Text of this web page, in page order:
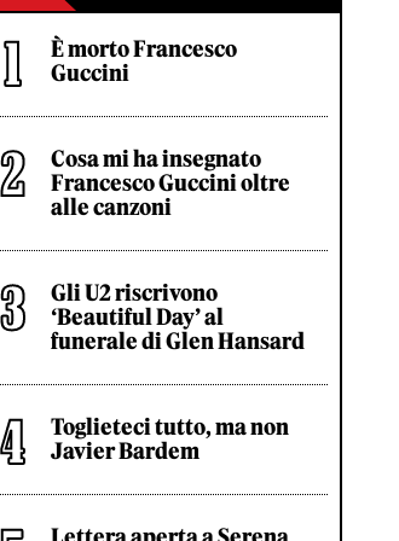
È morto Francesco
Guccini
Cosa mi ha insegnato
Francesco Guccini oltre
alle canzoni
Gli U2 riscrivono
‘Beautiful Day’ al
funerale di Glen Hansard
Toglieteci tutto, ma non
Javier Bardem